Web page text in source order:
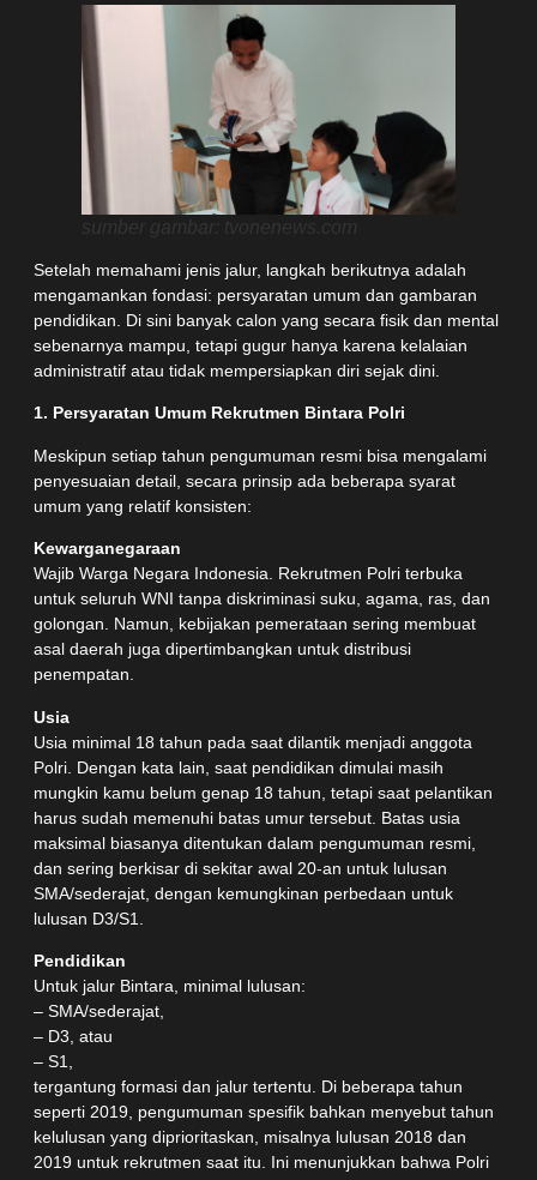
Setelah memahami jenis jalur, langkah berikutnya adalah
mengamankan fondasi: persyaratan umum dan gambaran
pendidikan. Di sini banyak calon yang secara fisik dan mental
sebenarnya mampu, tetapi gugur hanya karena kelalaian
administratif atau tidak mempersiapkan diri sejak dini.
1. Persyaratan Umum Rekrutmen Bintara Polri
Meskipun setiap tahun pengumuman resmi bisa mengalami
penyesuaian detail, secara prinsip ada beberapa syarat
umum yang relatif konsisten:
Kewarganegaraan
Wajib Warga Negara Indonesia. Rekrutmen Polri terbuka
untuk seluruh WNI tanpa diskriminasi suku, agama, ras, dan
golongan. Namun, kebijakan pemerataan sering membuat
asal daerah juga dipertimbangkan untuk distribusi
penempatan.
Usia
Usia minimal 18 tahun pada saat dilantik menjadi anggota
Polri. Dengan kata lain, saat pendidikan dimulai masih
mungkin kamu belum genap 18 tahun, tetapi saat pelantikan
harus sudah memenuhi batas umur tersebut. Batas usia
maksimal biasanya ditentukan dalam pengumuman resmi,
dan sering berkisar di sekitar awal 20-an untuk lulusan
SMA/sederajat, dengan kemungkinan perbedaan untuk
lulusan D3/S1.
Pendidikan
Untuk jalur Bintara, minimal lulusan:
– SMA/sederajat,
– D3, atau
– S1,
tergantung formasi dan jalur tertentu. Di beberapa tahun
seperti 2019, pengumuman spesifik bahkan menyebut tahun
kelulusan yang diprioritaskan, misalnya lulusan 2018 dan
2019 untuk rekrutmen saat itu. Ini menunjukkan bahwa Polri